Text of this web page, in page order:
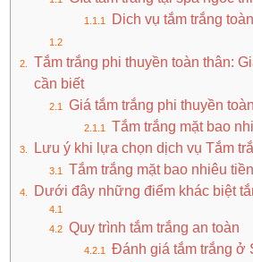
Dich vụ tắm trắng
Tắm trắng phi thuyền toàn thân:
cần biết
Giá tắm trắng phi thuyền
Tắm trắng mặt bao
Lưu ý khi lựa chọn dịch vụ Tắm
Tắm trắng mặt bao nhiêu tiền
Dưới đây những điểm khác biệt
Quy trình tắm trắng an toàn
Đánh giá tắm trắng ở